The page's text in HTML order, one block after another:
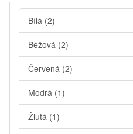
Bílá (2)
Béžová (2)
Červená (2)
Modrá (1)
Žlutá (1)